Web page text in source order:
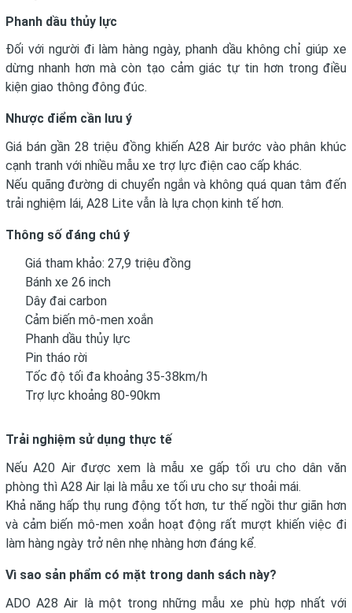
Phanh dầu thủy lực
Đối với người đi làm hàng ngày, phanh dầu không chỉ giúp xe
dừng nhanh hơn mà còn tạo cảm giác tự tin hơn trong điều
kiện giao thông đông đúc.
Nhược điểm cần lưu ý
Giá bán gần 28 triệu đồng khiến A28 Air bước vào phân khúc
cạnh tranh với nhiều mẫu xe trợ lực điện cao cấp khác.
Nếu quãng đường di chuyển ngắn và không quá quan tâm đến
trải nghiệm lái, A28 Lite vẫn là lựa chọn kinh tế hơn.
Thông số đáng chú ý
Giá tham khảo: 27,9 triệu đồng
Bánh xe 26 inch
Dây đai carbon
Cảm biến mô-men xoắn
Phanh dầu thủy lực
Pin tháo rời
Tốc độ tối đa khoảng 35-38km/h
Trợ lực khoảng 80-90km
Trải nghiệm sử dụng thực tế
Nếu A20 Air được xem là mẫu xe gấp tối ưu cho dân văn
phòng thì A28 Air lại là mẫu xe tối ưu cho sự thoải mái.
Khả năng hấp thụ rung động tốt hơn, tư thế ngồi thư giãn hơn
và cảm biến mô-men xoắn hoạt động rất mượt khiến việc đi
làm hàng ngày trở nên nhẹ nhàng hơn đáng kể.
Vì sao sản phẩm có mặt trong danh sách này?
ADO A28 Air là một trong những mẫu xe phù hợp nhất với